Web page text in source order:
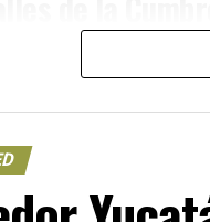
que se discute es
compras agrícolas
que Pekín controla y